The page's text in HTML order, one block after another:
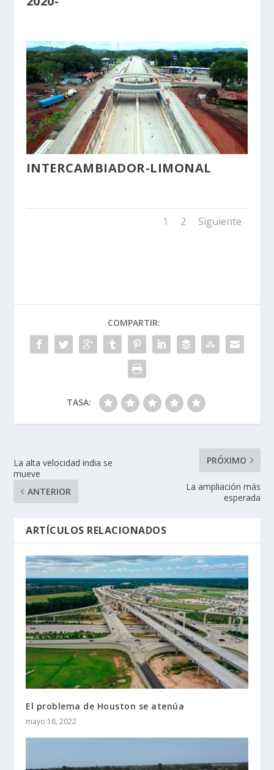
INTERCAMBIADOR-LIMONAL
1 2 Siguiente
COMPARTIR:
TASA:
La alta velocidad india se
mueve
ANTERIOR
PRÓXIMO
La ampliación más
esperada
ARTÍCULOS RELACIONADOS
El problema de Houston se atenúa
mayo 18, 2022